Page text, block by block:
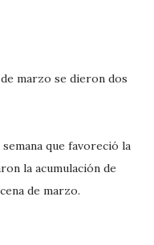
marzo se dieron dos
que favoreció la
la acumulación de
de marzo.